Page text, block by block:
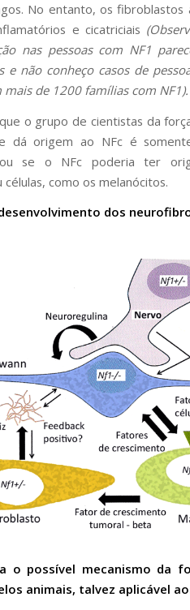
No entanto, os
e cicatriciais
nas pessoas com NF1
e não conheço casos de
de 1200 famílias com NF1).
o grupo de cientistas da
dá origem ao NFc é
se o NFc poderia ter
como os melanócitos.
dos
o possível mecanismo da
animais, talvez aplicável